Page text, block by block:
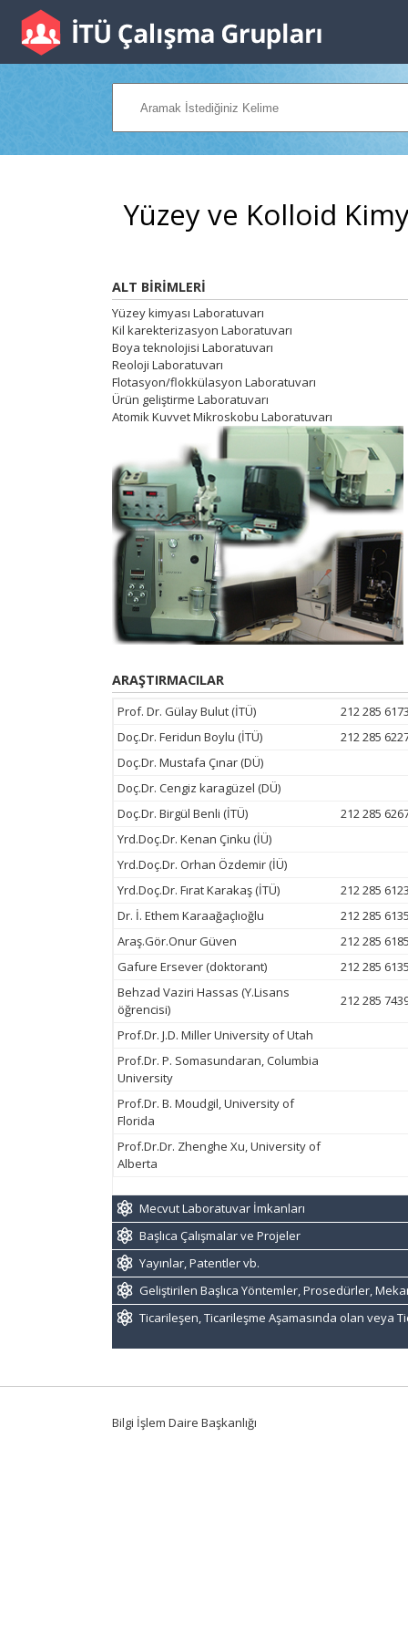
Yüzey ve Kolloid
ALT BİRİMLERİ
Yüzey kimyası Laboratuvarı
Kil karekterizasyon Laboratuvarı
Boya teknolojisi Laboratuvarı
Reoloji Laboratuvarı
Flotasyon/flokkülasyon Laboratuvarı
Ürün geliştirme Laboratuvarı
Atomik Kuvvet Mikroskobu Laboratuvarı
ARAŞTIRMACILAR
Prof. Dr. Gülay Bulut (İTÜ)
212 285
Doç.Dr. Feridun Boylu (İTÜ)
212 285
Doç.Dr. Mustafa Çınar (DÜ)
Doç.Dr. Cengiz karagüzel (DÜ)
Doç.Dr. Birgül Benli (İTÜ)
212 285
Yrd.Doç.Dr. Kenan Çinku (İÜ)
Yrd.Doç.Dr. Orhan Özdemir (İÜ)
Yrd.Doç.Dr. Fırat Karakaş (İTÜ)
212 285
Dr. İ. Ethem Karaağaçlıoğlu
212 285
Araş.Gör.Onur Güven
212 285
Gafure Ersever (doktorant)
212 285
Behzad Vaziri Hassas (Y.Lisans
öğrencisi)
212 285
Prof.Dr. J.D. Miller University of Utah
Prof.Dr. P. Somasundaran, Columbia
University
Prof.Dr. B. Moudgil, University of
Florida
Prof.Dr.Dr. Zhenghe Xu, University of
Alberta
Mecvut Laboratuvar İmkanları
Başlıca Çalışmalar ve Projeler
Yayınlar, Patentler vb.
Geliştirilen Başlıca Yöntemler, Prosedürler,
Ticarileşen, Ticarileşme Aşamasında olan veya
Bilgi İşlem Daire Başkanlığı